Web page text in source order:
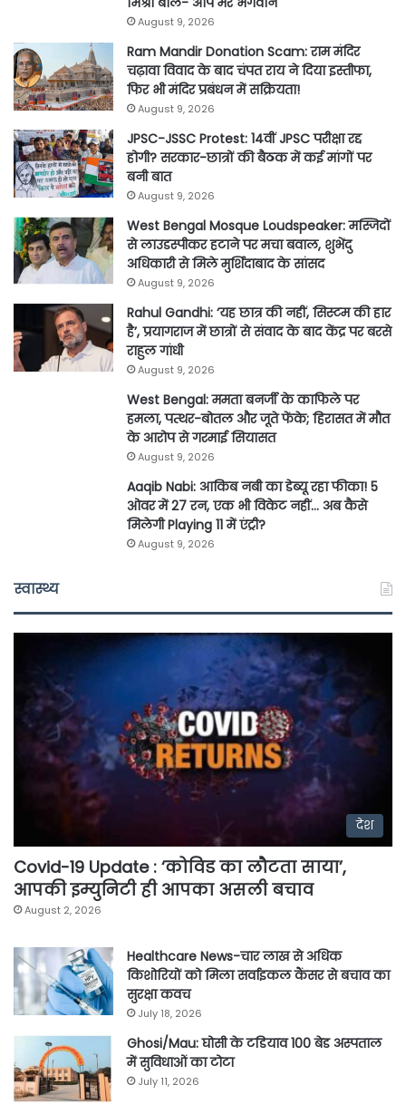
August 9, 2026
Ram Mandir Donation Scam: राम मंदिर
चढ़ावा विवाद के बाद चंपत राय ने दिया इस्तीफा,
फिर भी मंदिर प्रबंधन में सक्रियता!
August 9, 2026
JPSC-JSSC Protest: 14वीं JPSC परीक्षा रद्द
होगी? सरकार-छात्रों की बैठक में कई मांगों पर
बनी बात
August 9, 2026
West Bengal Mosque Loudspeaker: मस्जिदों
से लाउडस्पीकर हटाने पर मचा बवाल, शुभेंदु
अधिकारी से मिले मुर्शिदाबाद के सांसद
August 9, 2026
Rahul Gandhi: ‘यह छात्र की नहीं, सिस्टम की हार
है’, प्रयागराज में छात्रों से संवाद के बाद केंद्र पर बरसे
राहुल गांधी
August 9, 2026
West Bengal: ममता बनर्जी के काफिले पर
हमला, पत्थर-बोतल और जूते फेंके; हिरासत में मौत
के आरोप से गरमाई सियासत
August 9, 2026
Aaqib Nabi: आकिब नबी का डेब्यू रहा फीका! 5
ओवर में 27 रन, एक भी विकेट नहीं… अब कैसे
मिलेगी Playing 11 में एंट्री?
August 9, 2026
स्वास्थ्य
देश
Covid-19 Update : ‘कोविड का लौटता साया’,
आपकी इम्युनिटी ही आपका असली बचाव
August 2, 2026
Healthcare News-चार लाख से अधिक
किशोरियों को मिला सर्वाइकल कैंसर से बचाव का
सुरक्षा कवच
July 18, 2026
Ghosi/Mau: घोसी के टडियाव 100 बेड अस्पताल
में सुविधाओं का टोटा
July 11, 2026